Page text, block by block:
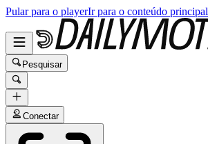
Pular para o playerIr para o conteúdo principal
Pesquisar
Conectar